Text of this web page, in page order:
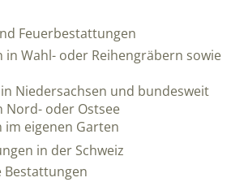
Feuerbestattungen
Wahl- oder Reihengräbern sowie
Niedersachsen und bundesweit
Nord- oder Ostsee
eigenen Garten
in der Schweiz
Bestattungen